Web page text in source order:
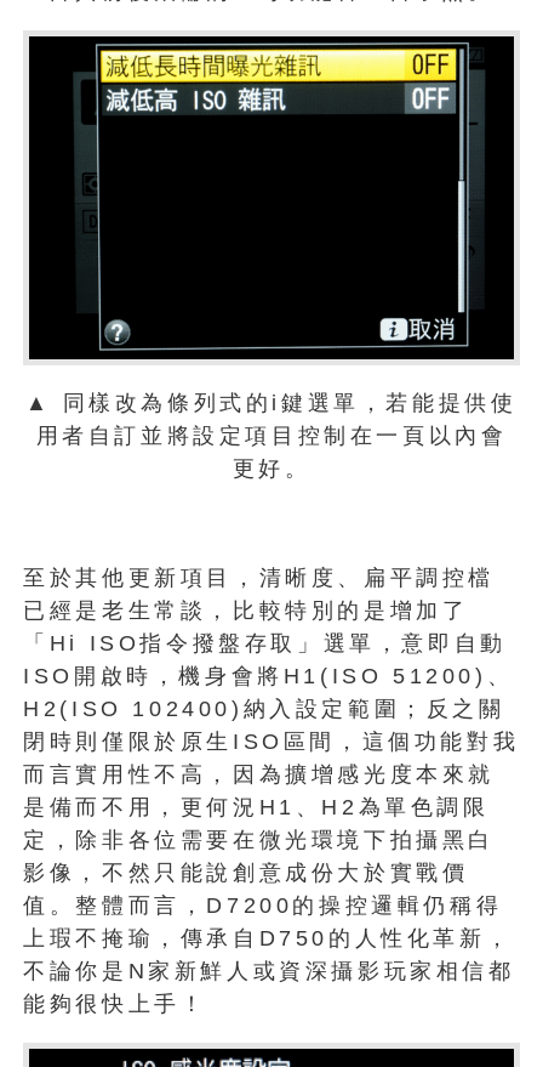
▲ 同樣改為條列式的i鍵選單，若能提供使
用者自訂並將設定項目控制在一頁以內會
更好。
至於其他更新項目，清晰度、扁平調控檔
已經是老生常談，比較特別的是增加了
「Hi ISO指令撥盤存取」選單，意即自動
ISO開啟時，機身會將H1(ISO 51200)、
H2(ISO 102400)納入設定範圍；反之關
閉時則僅限於原生ISO區間，這個功能對我
而言實用性不高，因為擴增感光度本來就
是備而不用，更何況H1、H2為單色調限
定，除非各位需要在微光環境下拍攝黑白
影像，不然只能說創意成份大於實戰價
值。整體而言，D7200的操控邏輯仍稱得
上瑕不掩瑜，傳承自D750的人性化革新，
不論你是N家新鮮人或資深攝影玩家相信都
能夠很快上手！